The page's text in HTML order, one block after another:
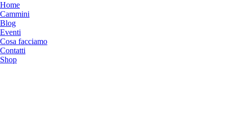
Home
Cammini
Blog
Eventi
Cosa facciamo
Contatti
Shop